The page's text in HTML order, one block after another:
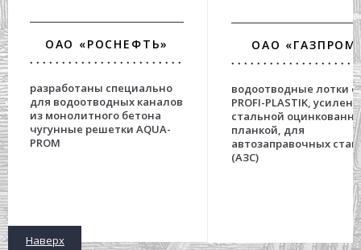
ОАО «РОСНЕФТЬ»
разработаны специально
для водоотводных каналов
из монолитного бетона
чугунные решетки AQUA-
PROM
ОАО
водоотводные лотки
PROFI-PLASTIK,
стальной
планкой, для
автозаправочных
(АЗС)
Наверх